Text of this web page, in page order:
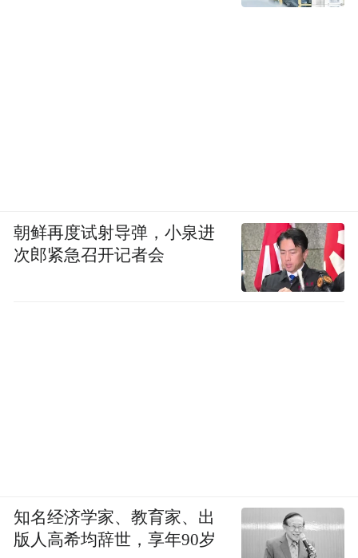
朝鲜再度试射导弹，小泉进
次郎紧急召开记者会
知名经济学家、教育家、出
版人高希均辞世，享年90岁